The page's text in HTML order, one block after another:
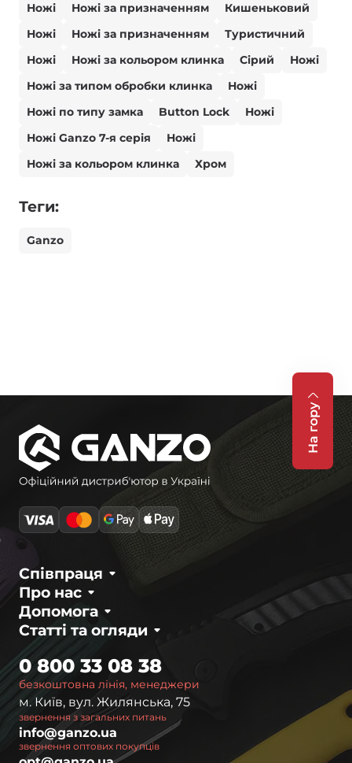
Ножі
Ножі за призначенням
Кишеньковий
Ножі
Ножі за призначенням
Туристичний
Ножі
Ножі за кольором клинка Сірий
Ножі
Ножі за типом обробки клинка
Ножі
Ножі по типу замка
Button Lock
Ножі
Ножі Ganzo 7-я серія
Ножі
Ножі за кольором клинка
Хром
Теги:
Ganzo
На гору
Про нас
Співпраця
Статті та огляди
Допомога
безкоштовна лінія, менеджери
0 800 33 08 38
м. Київ, вул. Жилянська, 75
звернення з загальних питань
info@ganzo.ua
звернення оптових покупців